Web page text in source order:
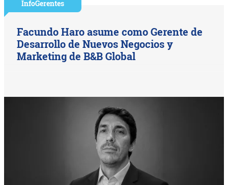
InfoGerentes
Facundo Haro asume como Gerente de
Desarrollo de Nuevos Negocios y
Marketing de B&B Global